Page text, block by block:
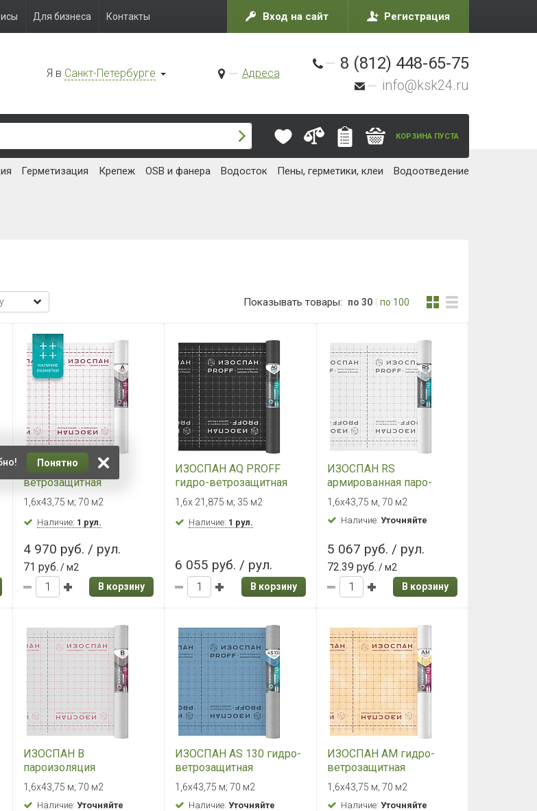
Для бизнеса Контакты Вход на сайт Регистрация
Я в Санкт-Петербурге Адреса
8 (812) 448-65-75
info@ksk24.ru
КОРЗИНА ПУСТА
Герметизация Крепеж OSB и фанера Водосток Пены, герметики, клеи Водоотведение
Показывать товары: по 30 по 100
ИЗОСПАН А
ветрозащитная
паропроницаемая
мембрана
1,6х43,75 м; 70 м2
Наличие: 1 рул.
4 970 руб. / рул.
71 руб. / м2
В корзину
ИЗОСПАН AQ PROFF
гидро-ветрозащитная
паропроницаемая
усиленная мембрана (35
м2)
1,6х 21,875 м; 35 м2
Наличие: 1 рул.
6 055 руб. / рул.
В корзину
ИЗОСПАН RS
армированная паро-
гидроизоляция
1,6х43,75 м, 70 м2
Наличие: Уточняйте
5 067 руб. / рул.
72.39 руб. / м2
В корзину
ИЗОСПАН В
пароизоляция
1,6х43,75 м; 70 м2
Наличие:Уточняйте
ИЗОСПАН АS 130 гидро-
ветрозащитная
паропроницаемая
мембрана
1,6х43,75 м; 70 м2
Наличие:Уточняйте
ИЗОСПАН АМ гидро-
ветрозащитная
паропроницаемая
мембрана
1,6х43,75 м; 70 м2
Наличие: Уточняйте
Понятно